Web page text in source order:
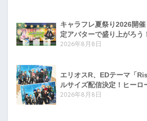
キャラフレ夏祭り2026開
定アバターで盛り上がろう
2026年8月8日
エリオスR、EDテーマ「
ルサイズ配信決定！ヒーロ
2026年8月8日